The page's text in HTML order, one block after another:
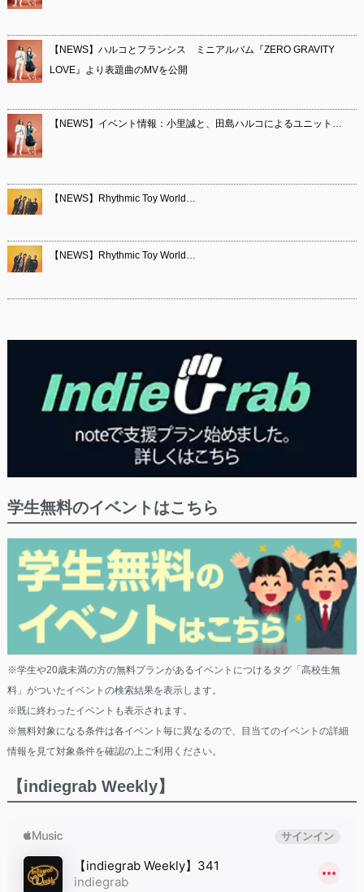
【NEWS】ハルコとフランシス ミニアルバム『ZERO GRAVITY
LOVE』より表題曲のMVを公開
【NEWS】イベント情報：小里誠と、田島ハルコによるユニット…
【NEWS】Rhythmic Toy World…
【NEWS】Rhythmic Toy World…
学生無料のイベントはこちら
※学生や20歳未満の方の無料プランがあるイベントにつけるタグ「高校生無
料」がついたイベントの検索結果を表示します。
※既に終わったイベントも表示されます。
※無料対象になる条件は各イベント毎に異なるので、目当てのイベントの詳細
情報を見て対象条件を確認の上ご利用ください。
【indiegrab Weekly】